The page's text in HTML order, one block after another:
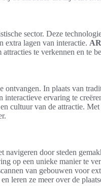
sector. Deze
extra lagen van interactie.
te verkennen en te
In plaats van
ervaring te
cultuur van de attractie.
navigeren door steden
op een unieke manier te
van gebouwen voor
leren ze meer over de